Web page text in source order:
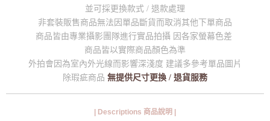
並可採更換款式 / 退款處理
非套裝販售商品無法因單品斷貨而取消其他下單商品
商品皆由專業攝影團隊進行實品拍攝 因各家螢幕色差
商品皆以實際商品顏色為準
外拍會因為室內外光線而影響深淺度 建議多參考單品圖片
除瑕疵商品 無提供尺寸更換 / 退貨服務
| Descriptions 商品說明 |